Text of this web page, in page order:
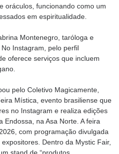
oráculos, funcionando como um
em espiritualidade.
Montenegro, taróloga e
Instagram, pelo perfil
oferece serviços que incluem
pelo Coletivo Magicamente,
Mística, evento brasiliense que
no Instagram e realiza edições
Endossa, na Asa Norte. A feira
com programação divulgada
Dentro da Mystic Fair,